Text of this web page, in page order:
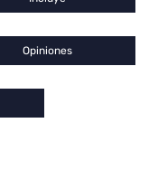
Opiniones